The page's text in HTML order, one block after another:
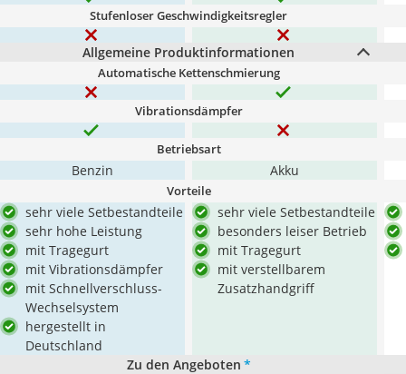
Stufenloser Geschwindigkeitsregler
Allgemeine Produktinformationen
Automatische Kettenschmierung
Vibrationsdämpfer
Betriebsart
Benzin Akku
Vorteile
sehr viele Setbestandteile
sehr hohe Leistung
mit Tragegurt
mit Vibrationsdämpfer
mit Schnellverschluss-
Wechselsystem
hergestellt in
Deutschland
sehr viele Setbestandteile
besonders leiser Betrieb
mit Tragegurt
mit verstellbarem
Zusatzhandgriff
Zu den Angeboten *